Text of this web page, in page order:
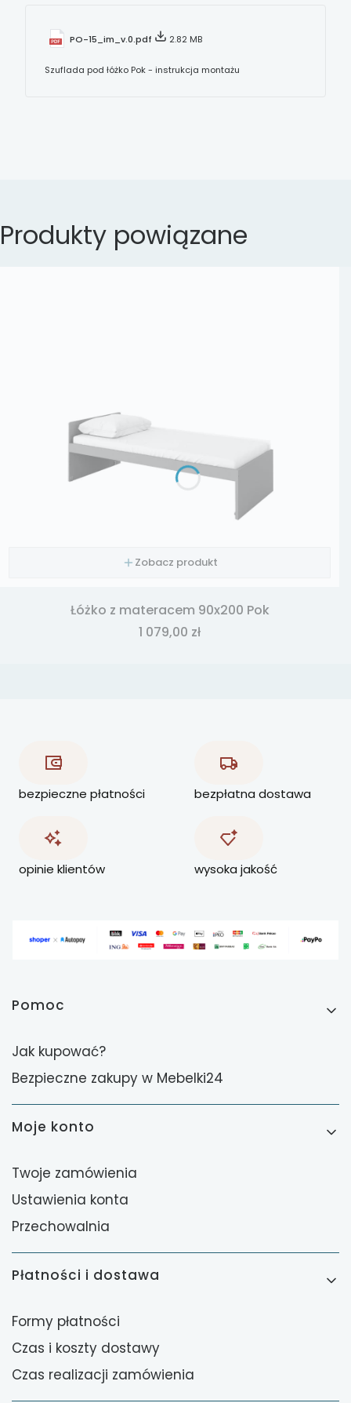
PO-15_im_v.0.pdf 2.82 MB
Szuflada pod łóżko Pok - instrukcja montażu
Produkty powiązane
Zobacz produkt
Łóżko z materacem 90x200 Pok
Cena
1 079,00 zł
bezpieczne płatności bezpłatna dostawa
opinie klientów wysoka jakość
Linki w stopce
Pomoc
Jak kupować?
Bezpieczne zakupy w Mebelki24
Moje konto
Twoje zamówienia
Ustawienia konta
Przechowalnia
Płatności i dostawa
Formy płatności
Czas i koszty dostawy
Czas realizacji zamówienia